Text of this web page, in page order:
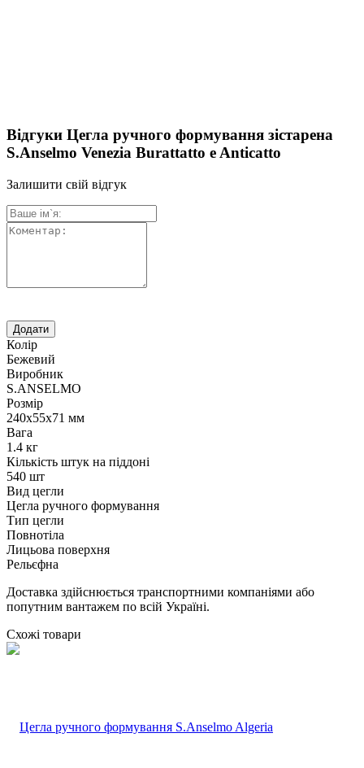
Відгуки Цегла ручного формування зістарена
S.Anselmo Venezia Burattatto e Anticatto
Залишити свій відгук
Колір
Бежевий
Виробник
S.ANSELMO
Розмір
240х55х71 мм
Вага
1.4 кг
Кількість штук на піддоні
540 шт
Вид цегли
Цегла ручного формування
Тип цегли
Повнотіла
Лицьова поверхня
Рельєфна
Доставка здійснюється транспортними компаніями або
попутним вантажем по всій Україні.
Схожі товари